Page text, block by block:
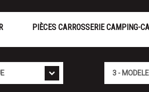
PIÈCES CARROSSERIE CAMPING-